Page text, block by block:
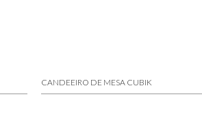
CANDEEIRO DE MESA CUBIK